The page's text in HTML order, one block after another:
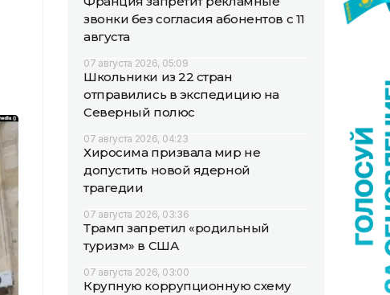
звонки без согласия абонентов с 11
августа
07 августа 2026, 05:09
Школьники из 22 стран
отправились в экспедицию на
Северный полюс
07 августа 2026, 04:23
Хиросима призвала мир не
допустить новой ядерной
трагедии
07 августа 2026, 03:36
Трамп запретил «родильный
туризм» в США
07 августа 2026, 03:00
Крупную коррупционную схему